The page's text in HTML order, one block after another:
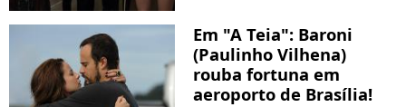
Em "A Teia": Baroni
(Paulinho Vilhena)
rouba fortuna em
aeroporto de Brasília!